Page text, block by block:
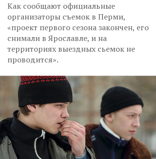
Как сообщают официальные
организаторы съемок в Перми,
«проект первого сезона закончен, его
снимали в Ярославле, и на
территориях выездных сьемок не
проводится».